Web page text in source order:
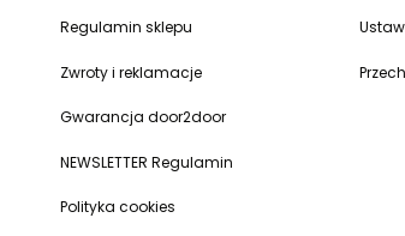
Regulamin sklepu
Zwroty i reklamacje
Gwarancja door2door
NEWSLETTER Regulamin
Polityka cookies